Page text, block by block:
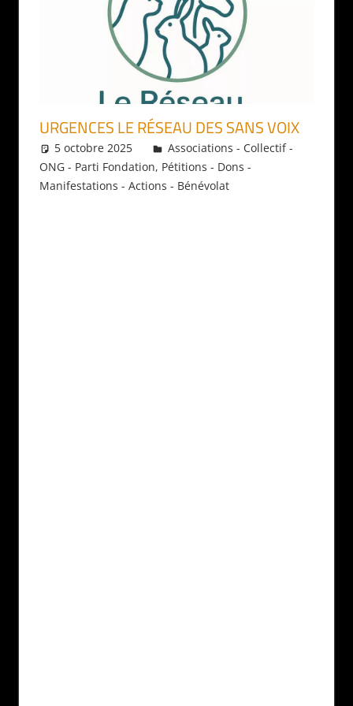
URGENCES LE RÉSEAU DES SANS VOIX
5 octobre 2025 Daniel
Associations - Collectif -
ONG - Parti Fondation, Pétitions - Dons -
Manifestations - Actions - Bénévolat